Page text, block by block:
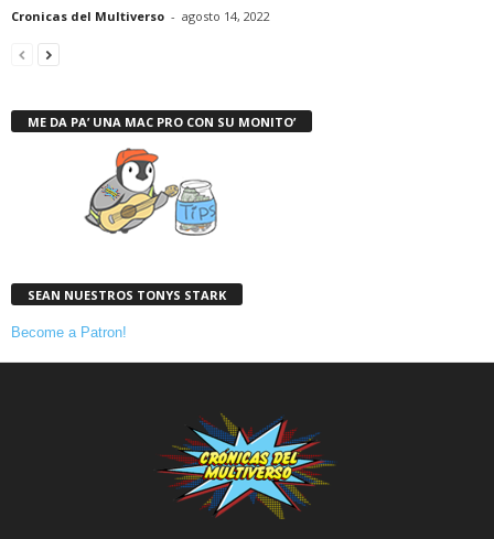
Cronicas del Multiverso - agosto 14, 2022
ME DA PA’ UNA MAC PRO CON SU MONITO’
SEAN NUESTROS TONYS STARK
Become a Patron!